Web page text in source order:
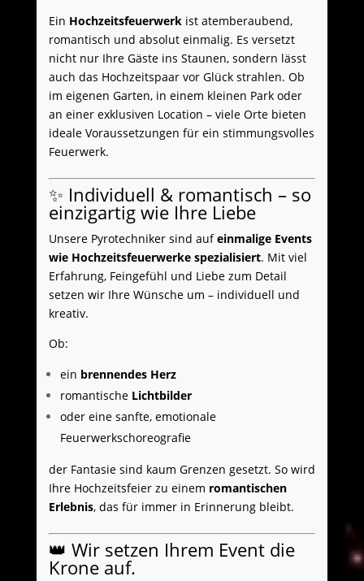
Ein Hochzeitsfeuerwerkist atemberaubend,
romantisch und absolut einmalig. Es versetzt
nicht nur Ihre Gäste ins Staunen, sondern lässt
auch das Hochzeitspaar vor Glück strahlen. Ob
im eigenen Garten, in einem kleinen Park oder
an einer exklusiven Location – viele Orte bieten
ideale Voraussetzungen für ein stimmungsvolles
Feuerwerk.
✨ Individuell & romantisch – so
einzigartig wie Ihre Liebe
Unsere Pyrotechniker sind aufeinmalige Events
wie Hochzeitsfeuerwerke spezialisiert. Mit viel
Erfahrung, Feingefühl und Liebe zum Detail
setzen wir Ihre Wünsche um – individuell und
kreativ.
Ob:
ein brennendes Herz
romantische Lichtbilder
oder eine sanfte, emotionale
Feuerwerkschoreografie
der Fantasie sind kaum Grenzen gesetzt. So wird
Ihre Hochzeitsfeier zu einem romantischen
Erlebnis, das für immer in Erinnerung bleibt.
👑 Wir setzen Ihrem Event die
Krone auf.